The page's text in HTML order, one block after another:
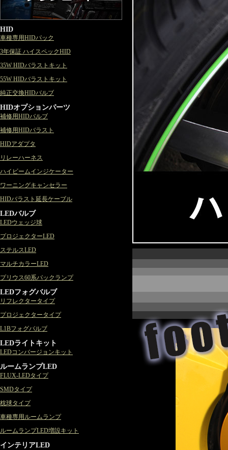
HID
車種専用HIDパック
3年保証 ハイスペックHID
35W HIDバラストキット
55W HIDバラストキット
純正交換HIDバルブ
HIDオプションパーツ
補修用HIDバルブ
補修用HIDバラスト
HIDアダプタ
リレーハーネス
ハイビームインジケーター
ワーニングキャンセラー
HIDバラスト延長ケーブル
LEDバルブ
LEDウェッジ球
プロジェクターLED
ステルスLED
マルチカラーLED
プリウス60系バックランプ
LEDフォグバルブ
リフレクタータイプ
プロジェクタータイプ
L1Bフォグバルブ
LEDライトキット
LEDコンバージョンキット
ルームランプLED
FLUX-LEDタイプ
SMDタイプ
枕球タイプ
車種専用ルームランプ
ルームランプLED増設キット
インテリアLED